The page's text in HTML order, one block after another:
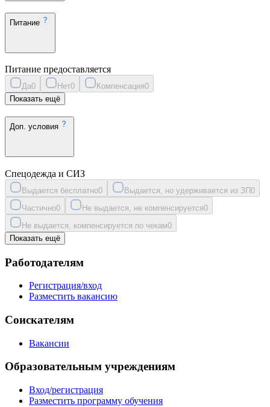
Питание
Питание предоставляется
Да0 Нет0 Компенсация0
Показать ещё
Доп. условия
Спецодежда и СИЗ
Выдается бесплатно0 Выдается, но удерживается из ЗП0
Частично0 Не выдается, не компенсируется0
Не выдается, компенсируется по чекам0
Показать ещё
Работодателям
Регистрация/вход
Разместить вакансию
Соискателям
Вакансии
Образовательным учреждениям
Вход/регистрация
Разместить программу обучения